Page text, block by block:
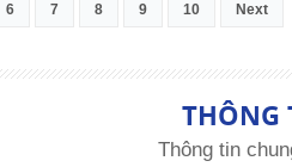
6 7 8 9 10 Next
THÔNG
Thông tin